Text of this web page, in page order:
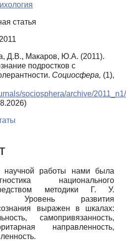
статья
Д.В., Макаров, Ю.А. (2011).
подростков с
Социосфера, (1),
sociosphera/archive/
научной работы нами была
национального
методики Г. У.
Уровень развития
выражен в шкалах:
самопривязанность,
на­правленность,